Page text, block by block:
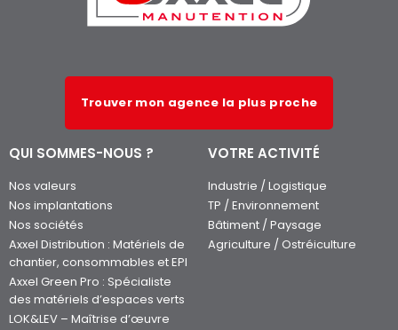
Trouver mon agence la plus proche
QUI SOMMES-NOUS ?
Nos valeurs
Nos implantations
Nos sociétés
Axxel Distribution : Matériels de
chantier, consommables et EPI
Axxel Green Pro : Spécialiste
des matériels d’espaces verts
LOK&LEV – Maîtrise d’œuvre
VOTRE ACTIVITÉ
Industrie / Logistique
TP / Environnement
Bâtiment / Paysage
Agriculture / Ostréiculture